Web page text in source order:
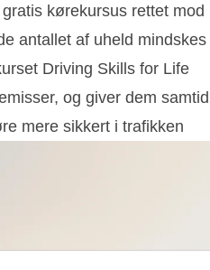
kørekursus rettet mod
antallet af uheld mindskes
Driving Skills for Life
og giver dem
mere sikkert i trafikken